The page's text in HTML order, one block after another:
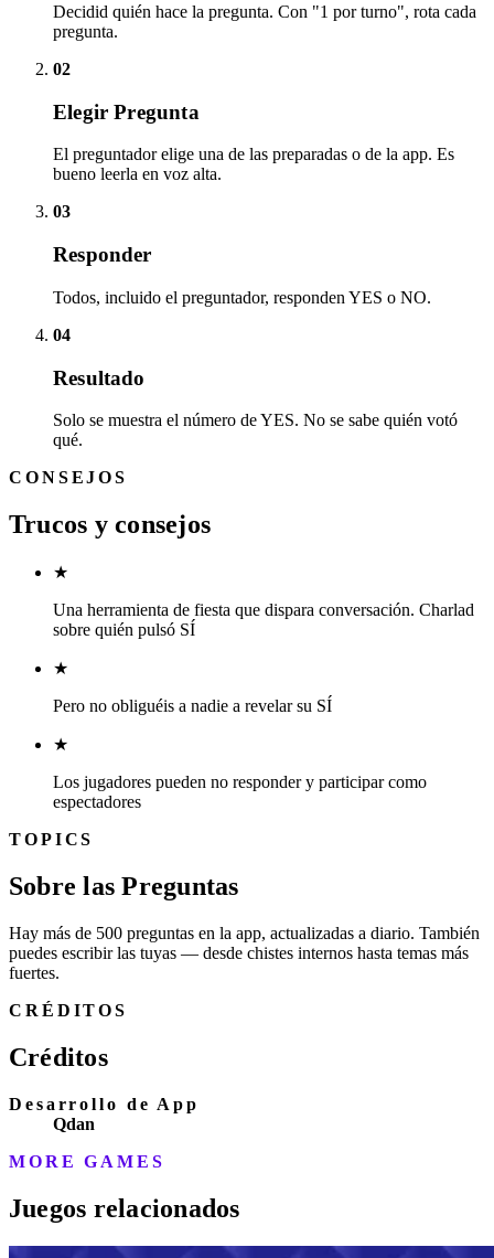
Decidid quién hace la pregunta. Con "1 por turno", rota cada
pregunta.
02
Elegir Pregunta
El preguntador elige una de las preparadas o de la app. Es
bueno leerla en voz alta.
03
Responder
Todos, incluido el preguntador, responden YES o NO.
04
Resultado
Solo se muestra el número de YES. No se sabe quién votó
qué.
CONSEJOS
Trucos y consejos
★
Una herramienta de fiesta que dispara conversación. Charlad
sobre quién pulsó SÍ
★
Pero no obliguéis a nadie a revelar su SÍ
★
Los jugadores pueden no responder y participar como
espectadores
TOPICS
Sobre las Preguntas
Hay más de 500 preguntas en la app, actualizadas a diario. También
puedes escribir las tuyas — desde chistes internos hasta temas más
fuertes.
CRÉDITOS
Créditos
Desarrollo de App
Qdan
MORE GAMES
Juegos relacionados